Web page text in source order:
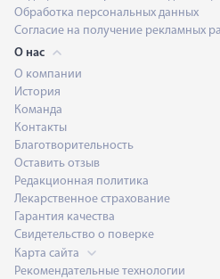
Обработка персональных данных
Согласие на получение рекламных
О нас
О компании
История
Команда
Контакты
Благотворительность
Оставить отзыв
Редакционная политика
Лекарственное страхование
Гарантия качества
Свидетельство о поверке
Карта сайта
Рекомендательные технологии